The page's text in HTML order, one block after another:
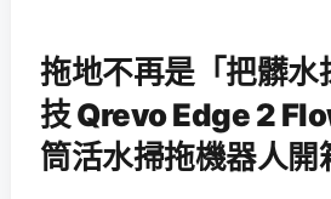
拖地不再是「把髒水
技 Qrevo Edge 2
筒活水掃拖機器人開